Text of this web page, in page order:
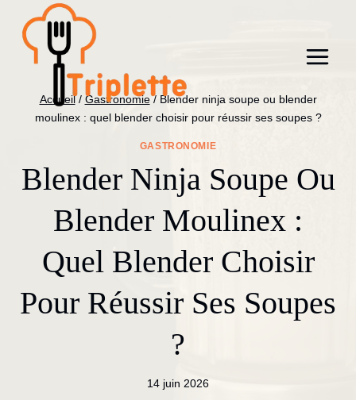
contenu
Accueil / Gastronomie / Blender ninja soupe ou blender
moulinex : quel blender choisir pour réussir ses soupes ?
GASTRONOMIE
Blender Ninja Soupe Ou
Blender Moulinex :
Quel Blender Choisir
Pour Réussir Ses Soupes
?
14 juin 2026